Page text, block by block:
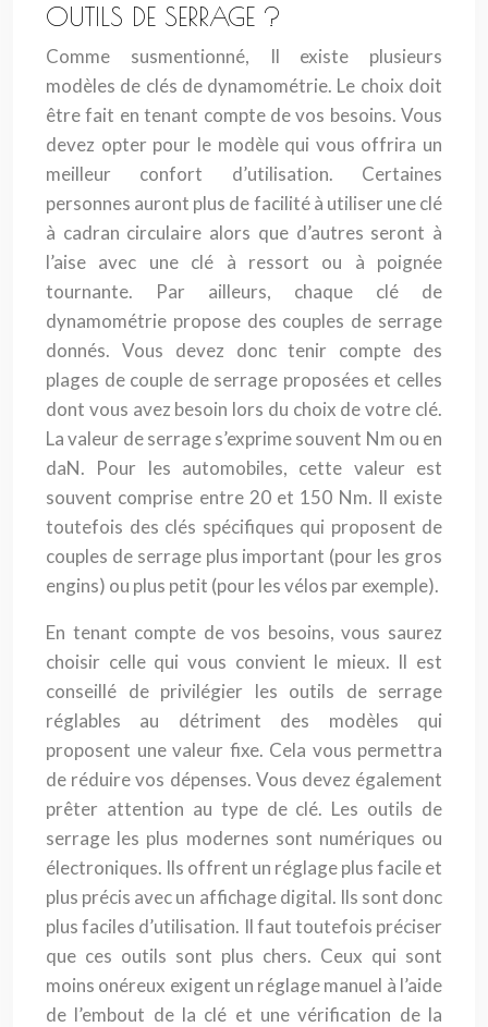
OUTILS DE SERRAGE ?
Comme susmentionné, Il existe plusieurs
modèles de clés de dynamométrie. Le choix doit
être fait en tenant compte de vos besoins. Vous
devez opter pour le modèle qui vous offrira un
meilleur confort d’utilisation. Certaines
personnes auront plus de facilité à utiliser une clé
à cadran circulaire alors que d’autres seront à
l’aise avec une clé à ressort ou à poignée
tournante. Par ailleurs, chaque clé de
dynamométrie propose des couples de serrage
donnés. Vous devez donc tenir compte des
plages de couple de serrage proposées et celles
dont vous avez besoin lors du choix de votre clé.
La valeur de serrage s’exprime souvent Nm ou en
daN. Pour les automobiles, cette valeur est
souvent comprise entre 20 et 150 Nm. Il existe
toutefois des clés spécifiques qui proposent de
couples de serrage plus important (pour les gros
engins) ou plus petit (pour les vélos par exemple).
En tenant compte de vos besoins, vous saurez
choisir celle qui vous convient le mieux. Il est
conseillé de privilégier les outils de serrage
réglables au détriment des modèles qui
proposent une valeur fixe. Cela vous permettra
de réduire vos dépenses. Vous devez également
prêter attention au type de clé. Les outils de
serrage les plus modernes sont numériques ou
électroniques. Ils offrent un réglage plus facile et
plus précis avec un affichage digital. Ils sont donc
plus faciles d’utilisation. Il faut toutefois préciser
que ces outils sont plus chers. Ceux qui sont
moins onéreux exigent un réglage manuel à l’aide
de l’embout de la clé et une vérification de la